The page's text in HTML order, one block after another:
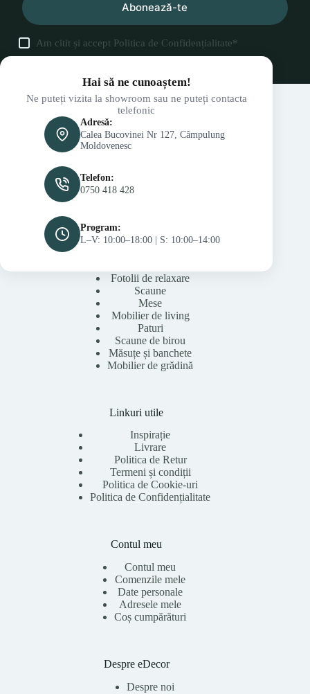
Abonează-te
Am citit și accept Politica de Confidențialitate*
Hai să ne cunoaștem!
Ne puteți vizita la showroom sau ne puteți contacta
telefonic
Adresă:
Calea Bucovinei Nr 127, Câmpulung
Moldovenesc
Telefon:
0750 418 428
Program:
L–V: 10:00–18:00 | S: 10:00–14:00
Fotolii de relaxare
Scaune
Mese
Mobilier de living
Paturi
Scaune de birou
Măsuțe și banchete
Mobilier de grădină
Linkuri utile
Inspirație
Livrare
Politica de Retur
Termeni și condiții
Politica de Cookie-uri
Politica de Confidențialitate
Contul meu
Contul meu
Comenzile mele
Date personale
Adresele mele
Coș cumpărături
Despre eDecor
Despre noi